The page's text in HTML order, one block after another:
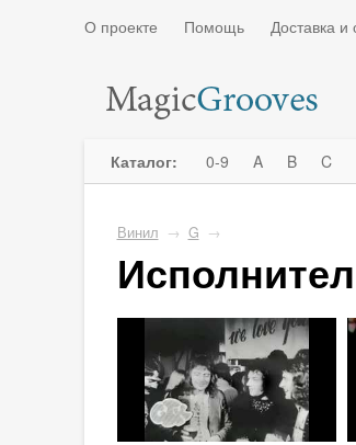
О проекте Помощь Доставка и
Каталог: 0-9 A B C
Винил → G →